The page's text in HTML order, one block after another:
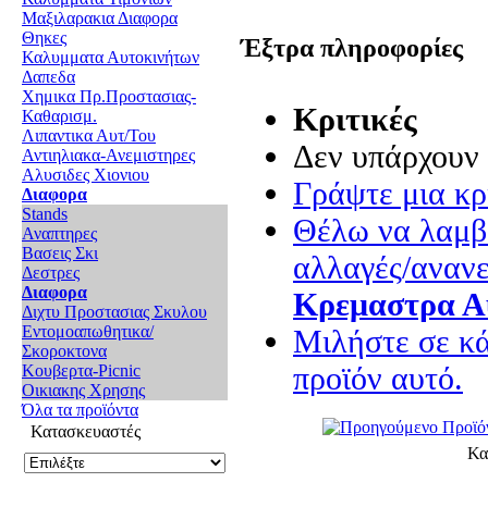
Μαξιλαρακια Διαφορα
Θηκες
Καλυμματα Αυτοκινήτων
Δαπεδα
Χημικα Πρ.Προστασιας-
Καθαρισμ.
Λιπαντικα Αυτ/Του
Αντιηλιακα-Ανεμιστηρες
Αλυσιδες Χιονιου
Διαφορα
Stands
Αναπτηρες
Βασεις Σκι
Δεστρες
Διαφορα
Διχτυ Προστασιας Σκυλου
Εντομοαπωθητικα/
Σκοροκτονα
Κουβερτα-Picnic
Οικιακης Χρησης
Όλα τα προϊόντα
Κατασκευαστές
Έξτρα πληροφορίες
Κριτικές
Δεν υπάρχουν
Γράψτε μια
Θέλω να
αλλαγές/
Κρεμαστρα
Μιλήστε σε
προϊόν αυτό.